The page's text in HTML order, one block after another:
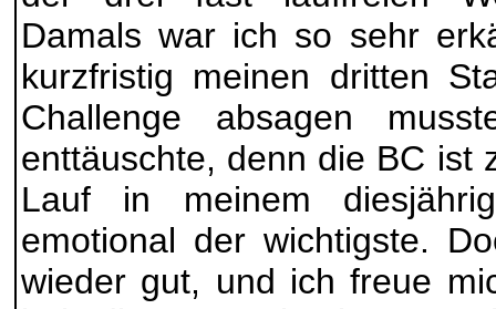
Damals war ich so sehr
kurzfristig meinen dritten
Challenge absagen
enttäuschte, denn die BC ist
Lauf in meinem
emotional der wichtigste.
wieder gut, und ich freue